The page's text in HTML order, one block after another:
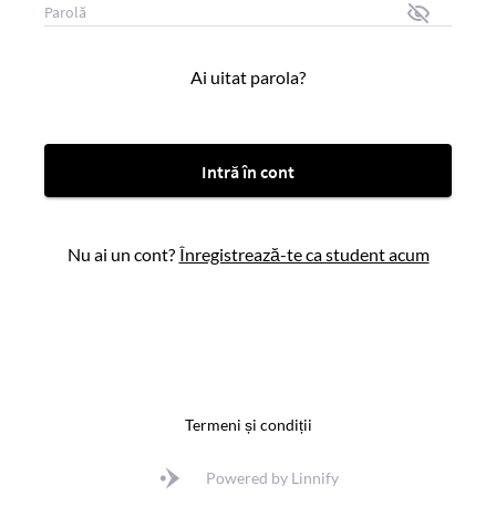
Parolă
Ai uitat parola?
Intră în cont
Nu ai un cont? Înregistrează-te ca student acum
Termeni și condiții
Powered by Linnify